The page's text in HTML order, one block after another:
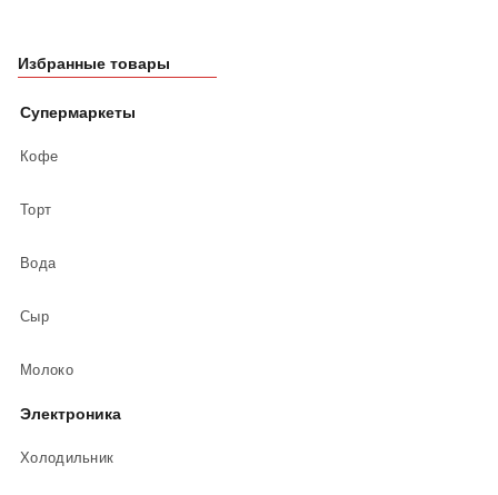
Избранные товары
Супермаркеты
Кофе
Торт
Вода
Сыр
Молоко
Электроника
Холодильник